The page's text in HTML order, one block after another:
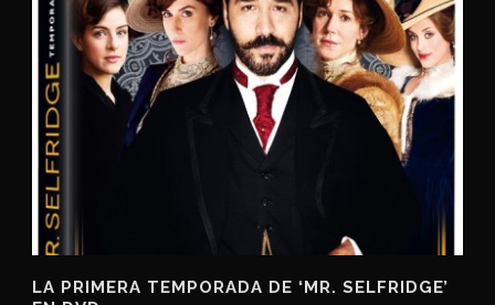
LA PRIMERA TEMPORADA DE ‘MR. SELFRIDGE’